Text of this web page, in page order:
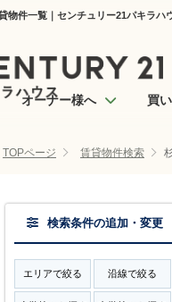
物件一覧｜センチュリー21パキラハ
オーナー様へ 買
TOPページ 賃貸物件検索
検索条件の追加・変更
エリアで絞る 沿線で絞る